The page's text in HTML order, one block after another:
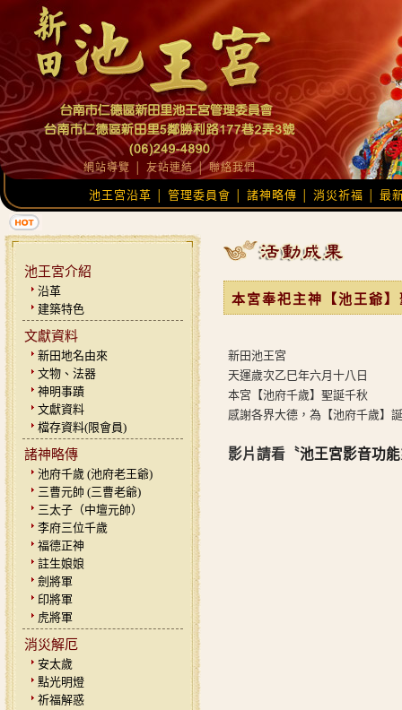
網站導覽 友站連結│聯絡我們
池王宮沿革 管理委員會 諸神略傳 消災祈福 最
池王宮介紹
沿革
建築特色
文獻資料
新田地名由來
文物、法器
神明事蹟
文獻資料
檔存資料(限會員)
諸神略傳
池府千歲 (池府老王爺)
三曹元帥 (三曹老爺)
三太子（中壇元帥）
李府三位千歲
福德正神
註生娘娘
劍將軍
印將軍
虎將軍
消災解厄
安太歲
點光明燈
祈福解惑
本宮奉祀主神【池王爺
新田池王宮
天運歲次乙巳年六月十八日
本宮【池府千歲】聖誕千秋
感謝各界大德，為【池府千歲】
影片請看〝池王宮影音功